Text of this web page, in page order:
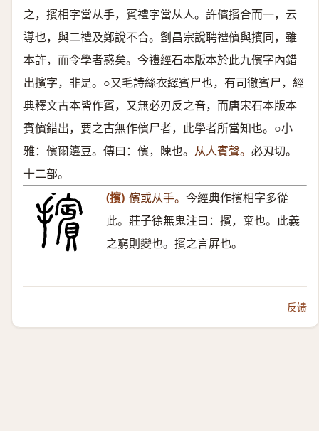
之，擯相字當从手，賓禮字當从人。許儐擯合而一，云
導也，與二禮及鄭說不合。劉昌宗說聘禮儐與擯同，雖
本許，而令學者惑矣。今禮經石本版本於此九儐字內錯
出擯字，非是。○又毛詩絲衣繹賓尸也，有司徹賓尸，經
典釋文古本皆作賓，又無必刃反之音，而唐宋石本版本
賓儐錯出，要之古無作儐尸者，此學者所當知也。○小
雅：儐爾籩豆。傳曰：儐，陳也。 从人賓聲。 必刄切。
十二部。
(擯) 儐或从手。 今經典作擯相字多從
此。莊子徐無鬼注曰：擯，棄也。此義
之窮則變也。擯之言屛也。
反馈